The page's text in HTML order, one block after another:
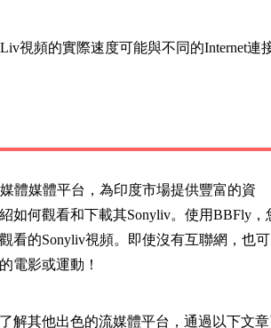
視頻的實際速度可能與不同的Internet連
體媒體平台，為印度市場提供豐富的資
如何觀看和下載其Sonyliv。使用BBFly，
看的Sonyliv視頻。即使沒有互聯網，也可
電影或運動！
解其他出色的流媒體平台，通過以下文